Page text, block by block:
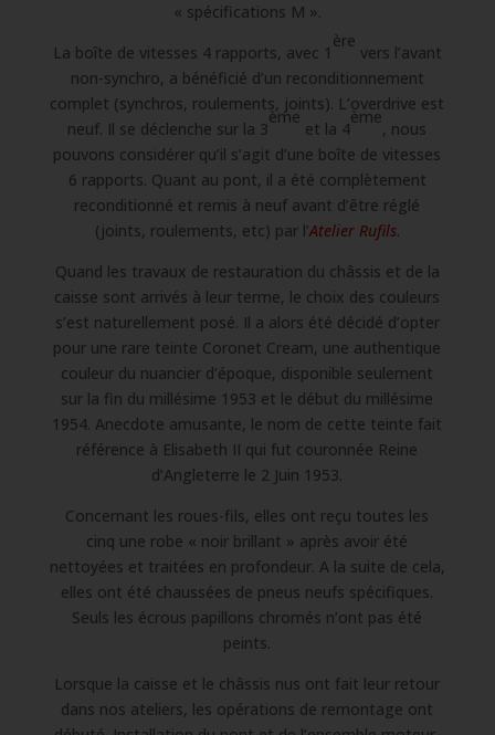
« spécifications M ».
La boîte de vitesses 4 rapports, avec 1
ère
vers l’avant
non-synchro, a bénéficié d’un reconditionnement
complet (synchros, roulements, joints). L’overdrive est
neuf. Il se déclenche sur la 3
ème
et la 4
ème
, nous
pouvons considérer qu’il s’agit d’une boîte de vitesses
6 rapports. Quant au pont, il a été complètement
reconditionné et remis à neuf avant d’être réglé
(joints, roulements, etc) par l’Atelier Rufils.
Quand les travaux de restauration du châssis et de la
caisse sont arrivés à leur terme, le choix des couleurs
s’est naturellement posé. Il a alors été décidé d’opter
pour une rare teinte Coronet Cream, une authentique
couleur du nuancier d’époque, disponible seulement
sur la fin du millésime 1953 et le début du millésime
1954. Anecdote amusante, le nom de cette teinte fait
référence à Elisabeth II qui fut couronnée Reine
d’Angleterre le 2 Juin 1953.
Concernant les roues-fils, elles ont reçu toutes les
cinq une robe « noir brillant » après avoir été
nettoyées et traitées en profondeur. A la suite de cela,
elles ont été chaussées de pneus neufs spécifiques.
Seuls les écrous papillons chromés n’ont pas été
peints.
Lorsque la caisse et le châssis nus ont fait leur retour
dans nos ateliers, les opérations de remontage ont